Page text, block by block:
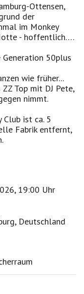
Ottensen,
der
im Monkey
- hoffentlich….
50plus
wie früher...
Top mit DJ Pete,
nimmt.
ist ca. 5
Fabrik entfernt,
19:00 Uhr
Deutschland